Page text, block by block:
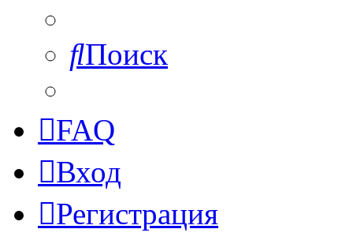
Поиск
FAQ
Вход
Регистрация